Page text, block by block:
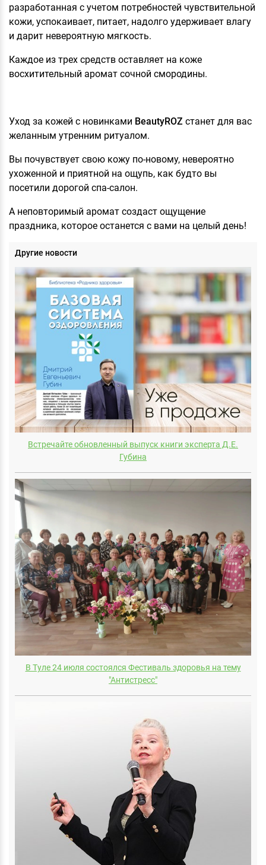
разработанная с учетом потребностей чувствительной
кожи, успокаивает, питает, надолго удерживает влагу
и дарит невероятную мягкость.
Каждое из трех средств оставляет на коже
восхитительный аромат сочной смородины.
Уход за кожей с новинками BeautyROZ станет для вас
желанным утренним ритуалом.
Вы почувствует свою кожу по-новому, невероятно
ухоженной и приятной на ощупь, как будто вы
посетили дорогой спа-салон.
А неповторимый аромат создаст ощущение
праздника, которое останется с вами на целый день!
Другие новости
Встречайте обновленный выпуск книги эксперта Д.E.
Губина
В Туле 24 июля состоялся Фестиваль здоровья на тему
"Антистресс"